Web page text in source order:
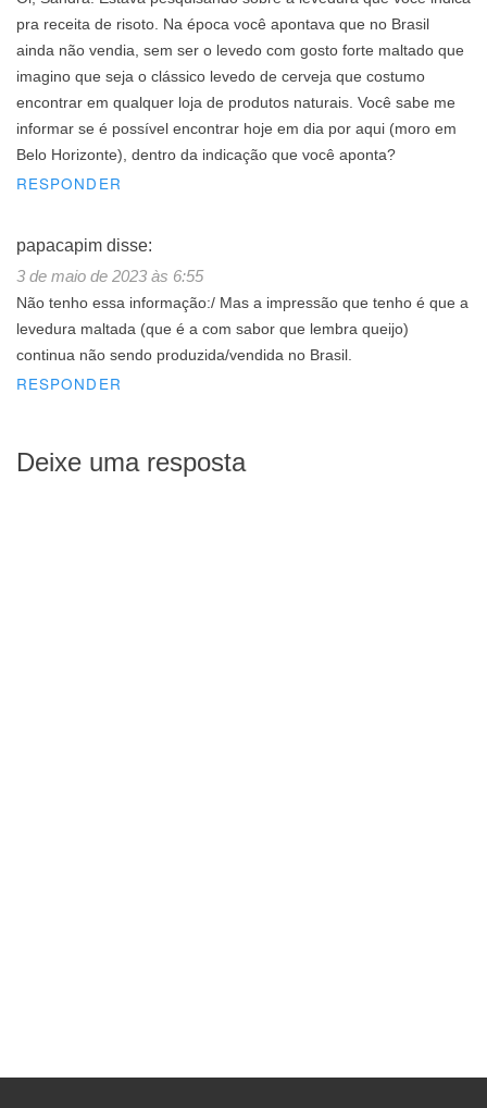
pra receita de risoto. Na época você apontava que no Brasil
ainda não vendia, sem ser o levedo com gosto forte maltado que
imagino que seja o clássico levedo de cerveja que costumo
encontrar em qualquer loja de produtos naturais. Você sabe me
informar se é possível encontrar hoje em dia por aqui (moro em
Belo Horizonte), dentro da indicação que você aponta?
RESPONDER
papacapim disse:
3 de maio de 2023 às 6:55
Não tenho essa informação:/ Mas a impressão que tenho é que a
levedura maltada (que é a com sabor que lembra queijo)
continua não sendo produzida/vendida no Brasil.
RESPONDER
Deixe uma resposta